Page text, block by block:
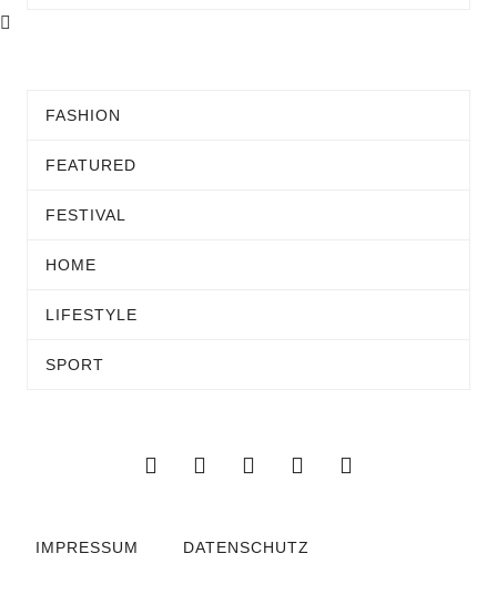
FASHION
FEATURED
FESTIVAL
HOME
LIFESTYLE
SPORT
IMPRESSUM DATENSCHUTZ